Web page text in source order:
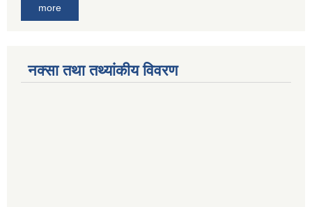
more
नक्सा तथा तथ्यांकीय विवरण